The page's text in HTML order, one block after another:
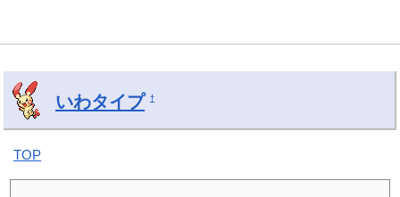
いわタイプ †
TOP